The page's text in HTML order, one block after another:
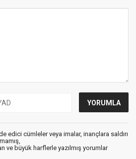
edici cümleler veya imalar, inançlara saldırı
ve büyük harflerle yazılmış yorumlar